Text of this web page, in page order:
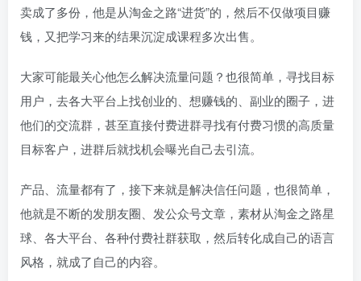
卖成了多份，他是从淘金之路“进货”的，然后不仅做项目赚
钱，又把学习来的结果沉淀成课程多次出售。
大家可能最关心他怎么解决流量问题？也很简单，寻找目标
用户，去各大平台上找创业的、想赚钱的、副业的圈子，进
他们的交流群，甚至直接付费进群寻找有付费习惯的高质量
目标客户，进群后就找机会曝光自己去引流。
产品、流量都有了，接下来就是解决信任问题，也很简单，
他就是不断的发朋友圈、发公众号文章，素材从淘金之路星
球、各大平台、各种付费社群获取，然后转化成自己的语言
风格，就成了自己的内容。